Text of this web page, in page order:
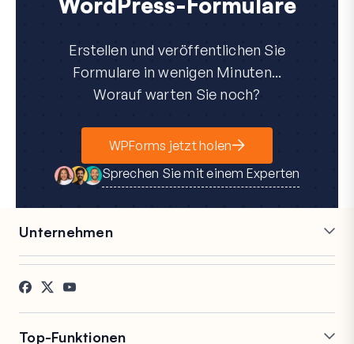
Erstellen und veröffentlichen Sie
Formulare in wenigen Minuten...
Worauf warten Sie noch?
WPForms jetzt holen
Sprechen Sie mit einem Experten
Unternehmen
Karriere
Referenzen
Partner
Top-Funktionen